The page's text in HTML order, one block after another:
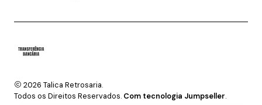
2026 Talica Retrosaria.
Todos os Direitos Reservados. Com tecnologia Jumpseller.